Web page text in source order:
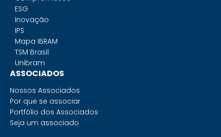
ESG
Inovação
IPS
Mapa IBRAM
TSM Brasil
Unibram
ASSOCIADOS
Nossos Associados
Por que se associar
Portfólio dos Associados
Seja um associado